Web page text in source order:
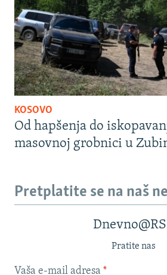
KOSOVO
Od hapšenja do
masovnoj grobnici u
Pretplatite se na naš
Pratite nas
Vaša e-mail adresa *